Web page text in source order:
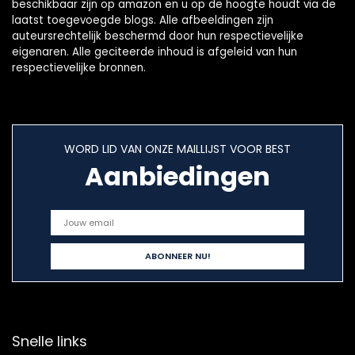
beschikbaar zijn op amazon en u op de hoogte houdt via de
laatst toegevoegde blogs. Alle afbeeldingen zijn
auteursrechtelijk beschermd door hun respectievelijke
eigenaren. Alle geciteerde inhoud is afgeleid van hun
respectievelijke bronnen.
WORD LID VAN ONZE MAILLIJST VOOR BEST
Aanbiedingen
Snelle links